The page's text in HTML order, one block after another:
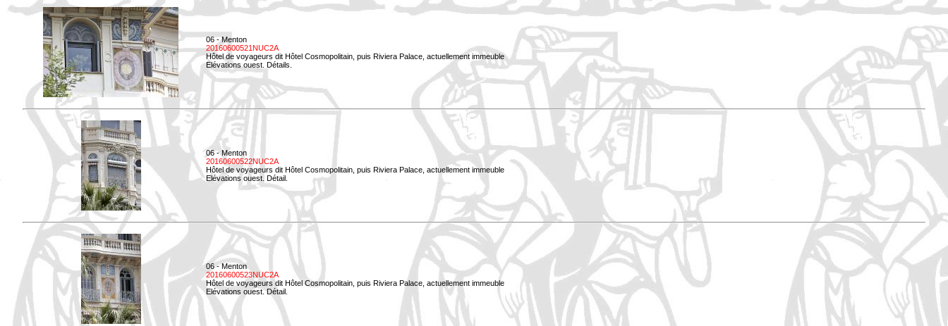
06 - Menton
20160600521NUC2A
Hôtel de voyageurs dit Hôtel Cosmopolitain, puis Riviera Palace, actuellement immeuble
Elévations ouest. Détails.
06 - Menton
20160600522NUC2A
Hôtel de voyageurs dit Hôtel Cosmopolitain, puis Riviera Palace, actuellement immeuble
Elévations ouest. Détail.
06 - Menton
20160600523NUC2A
Hôtel de voyageurs dit Hôtel Cosmopolitain, puis Riviera Palace, actuellement immeuble
Elévations ouest. Détail.